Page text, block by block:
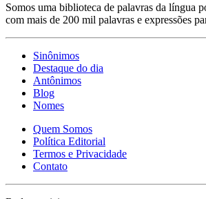
Somos uma biblioteca de palavras da língua
com mais de 200 mil palavras e expressões
Sinônimos
Destaque do dia
Antônimos
Blog
Nomes
Quem Somos
Política Editorial
Termos e Privacidade
Contato